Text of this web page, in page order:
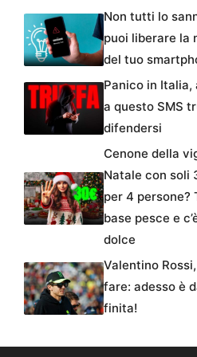
Non tutti lo
puoi liberare la
del tuo
Panico in Italia,
a questo SMS
difendersi
Cenone della
Natale con soli
per 4 persone?
base pesce e
dolce
Valentino
fare: adesso è
finita!